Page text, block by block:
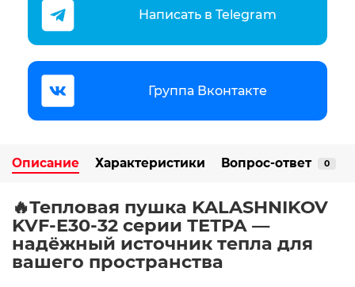
Написать в Telegram
Группа Вконтакте
Описание Характеристики Вопрос-ответ 0
🔥Тепловая пушка KALASHNIKOV
KVF-E30-32 серии ТЕТРА —
надёжный источник тепла для
вашего пространства